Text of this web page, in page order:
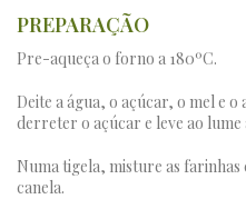
PREPARAÇÃO
Pre-aqueça o forno a 180ºC.
Deite a água, o açúcar, o mel e
derreter o açúcar e leve ao lume
Numa tigela, misture as
canela.